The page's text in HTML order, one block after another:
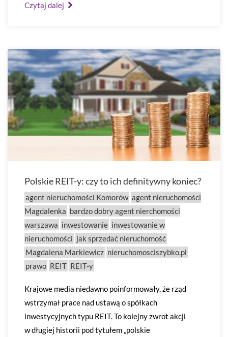
Czytaj dalej
Polskie REIT-y: czy to ich definitywny koniec?
agent nieruchomości Komorów agent nieruchomości
Magdalenka bardzo dobry agent nierchomości
warszawa inwestowanie inwestowanie w
nieruchomości jak sprzedać nieruchomość
Magdalena Markiewicz nieruchomosciszybko.pl
prawo REIT REIT-y
Krajowe media niedawno poinformowały, że rząd
wstrzymał prace nad ustawą o spółkach
inwestycyjnych typu REIT. To kolejny zwrot akcji
w długiej historii pod tytułem „polskie